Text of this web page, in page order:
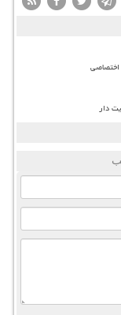
دار